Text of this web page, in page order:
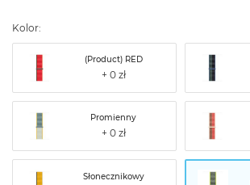
Kolor:
(Product) RED
Promienny
Słonecznikowy